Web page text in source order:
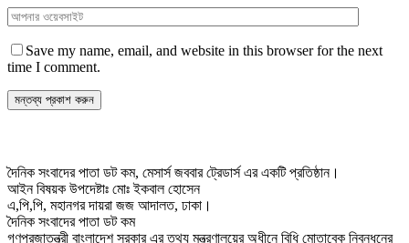
Save my name, email, and website in this browser for the next
time I comment.
দৈনিক সংবাদের পাতা ডট কম, মেসার্স জববার ট্রেডার্স এর একটি প্রতিষ্ঠান।
আইন বিষয়ক উপদেষ্টাঃ মোঃ ইকবাল হোসেন
এ,পি,পি, মহানগর দায়রা জজ আদালত, ঢাকা।
দৈনিক সংবাদের পাতা ডট কম
গণপ্রজাতন্ত্রী বাংলাদেশ সরকার এর তথ্য মন্ত্রণালয়ের অধীনে বিধি মোতাবেক নিবন্ধনের